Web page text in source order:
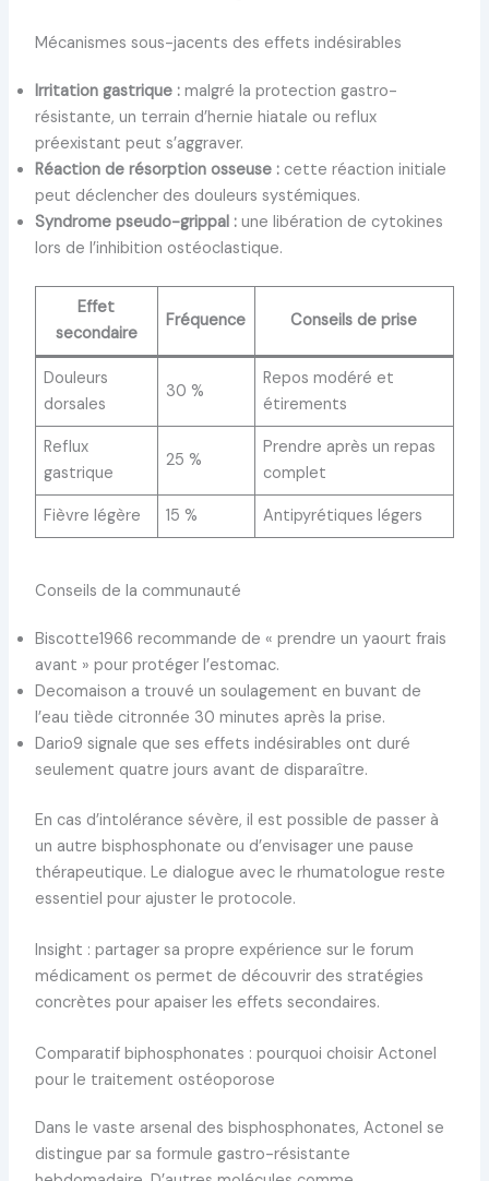
Mécanismes sous-jacents des effets indésirables
Irritation gastrique :malgré la protection gastro-
résistante, un terrain d’hernie hiatale ou reflux
préexistant peut s’aggraver.
Réaction de résorption osseuse :cette réaction initiale
peut déclencher des douleurs systémiques.
Syndrome pseudo-grippal :une libération de cytokines
lors de l’inhibition ostéoclastique.
Effet
secondaire
Fréquence Conseils de prise
Douleurs
dorsales
30 %
Repos modéré et
étirements
Reflux
gastrique
25 %
Prendre après un repas
complet
Fièvre légère 15 % Antipyrétiques légers
Conseils de la communauté
Biscotte1966 recommande de « prendre un yaourt frais
avant » pour protéger l’estomac.
Decomaison a trouvé un soulagement en buvant de
l’eau tiède citronnée 30 minutes après la prise.
Dario9 signale que ses effets indésirables ont duré
seulement quatre jours avant de disparaître.
En cas d’intolérance sévère, il est possible de passer à
un autre bisphosphonate ou d’envisager une pause
thérapeutique. Le dialogue avec le rhumatologue reste
essentiel pour ajuster le protocole.
Insight : partager sa propre expérience sur le forum
médicament os permet de découvrir des stratégies
concrètes pour apaiser les effets secondaires.
Comparatif biphosphonates : pourquoi choisir Actonel
pour le traitement ostéoporose
Dans le vaste arsenal des bisphosphonates, Actonel se
distingue par sa formule gastro-résistante